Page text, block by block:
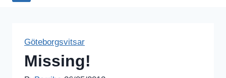
Göteborgsvitsar
Missing!